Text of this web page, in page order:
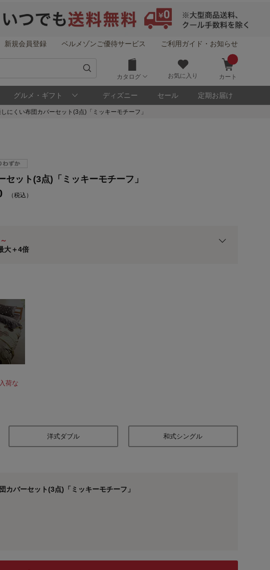
新規会員登録 ベルメゾンご優待サービス ご利用ガイド・お知らせ
カタログ お気に入り カート
グルメ・ギフト ディズニー セール 定期お届け
にくい布団カバーセット(3点)「ミッキーモチーフ」
ット(3点)「ミッキーモチーフ」
（税込）
大＋4倍
引取無料！
JCBのみ）
テージ倍率適用前の基本ポイントに対して適用されます。
荷な
洋式ダブル 和式シングル
カバーセット(3点)「ミッキーモチーフ」